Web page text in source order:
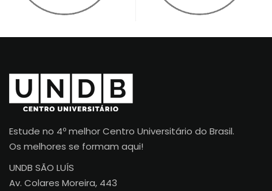
Estude no 4º melhor Centro Universitário do Brasil.
Os melhores se formam aqui!
UNDB SÃO LUÍS
Av. Colares Moreira, 443